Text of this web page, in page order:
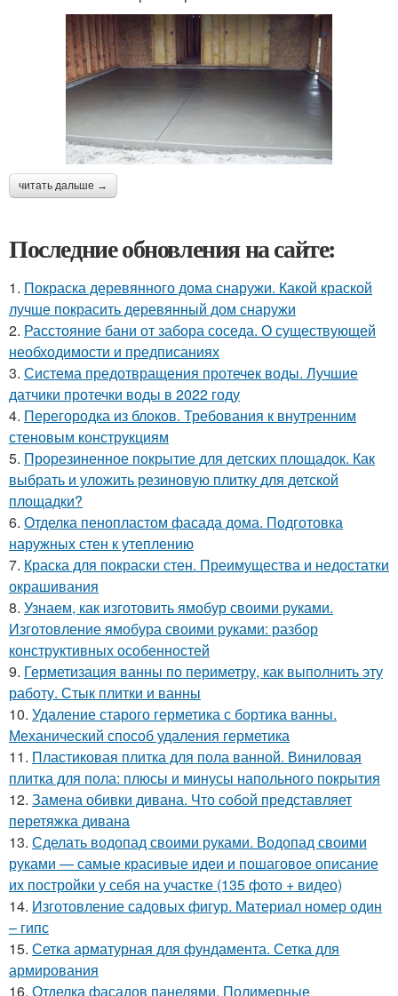
читать дальше →
Последние обновления на сайте:
1. Покраска деревянного дома снаружи. Какой краской
лучше покрасить деревянный дом снаружи
2. Расстояние бани от забора соседа. О существующей
необходимости и предписаниях
3. Система предотвращения протечек воды. Лучшие
датчики протечки воды в 2022 году
4. Перегородка из блоков. Требования к внутренним
стеновым конструкциям
5. Прорезиненное покрытие для детских площадок. Как
выбрать и уложить резиновую плитку для детской
площадки?
6. Отделка пенопластом фасада дома. Подготовка
наружных стен к утеплению
7. Краска для покраски стен. Преимущества и недостатки
окрашивания
8. Узнаем, как изготовить ямобур своими руками.
Изготовление ямобура своими руками: разбор
конструктивных особенностей
9. Герметизация ванны по периметру, как выполнить эту
работу. Стык плитки и ванны
10. Удаление старого герметика с бортика ванны.
Механический способ удаления герметика
11. Пластиковая плитка для пола ванной. Виниловая
плитка для пола: плюсы и минусы напольного покрытия
12. Замена обивки дивана. Что собой представляет
перетяжка дивана
13. Сделать водопад своими руками. Водопад своими
руками — самые красивые идеи и пошаговое описание
их постройки у себя на участке (135 фото + видео)
14. Изготовление садовых фигур. Материал номер один
– гипс
15. Сетка арматурная для фундамента. Сетка для
армирования
16. Отделка фасадов панелями. Полимерные